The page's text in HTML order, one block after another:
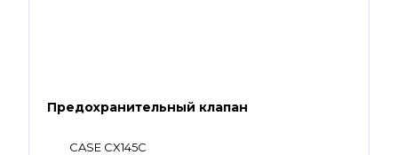
Предохранительный клапан
CASE CX145C